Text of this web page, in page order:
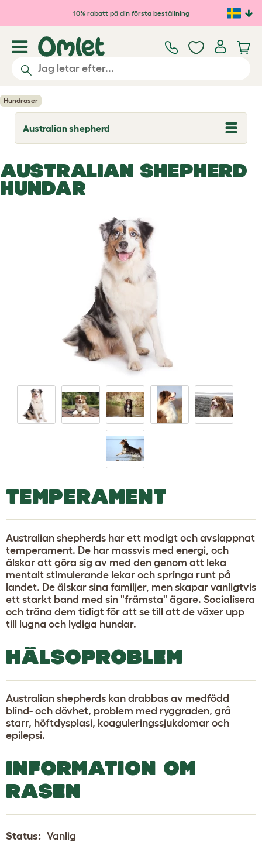
Hoppa till huvudinnehåll
10% rabatt på din första beställning
Hundraser
Australian shepherd
T
o
l
e
d
r
AUSTRALIAN SHEPHERD
HUNDAR
TEMPERAMENT
Australian shepherds har ett modigt och avslappnat
temperament. De har massvis med energi, och
älskar att göra sig av med den genom att leka
mentalt stimulerande lekar och springa runt på
landet. De älskar sina familjer, men skapar vanligtvis
ett starkt band med sin "främsta" ägare. Socialisera
och träna dem tidigt för att se till att de växer upp
till lugna och lydiga hundar.
HÄLSOPROBLEM
Australian shepherds kan drabbas av medfödd
blind- och dövhet, problem med ryggraden, grå
starr, höftdysplasi, koaguleringssjukdomar och
epilepsi.
INFORMATION OM
RASEN
Status: Vanlig